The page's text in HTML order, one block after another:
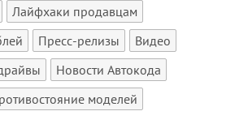
Лайфхаки продавцам
Пресс-релизы
Видео
Новости Автокода
моделей